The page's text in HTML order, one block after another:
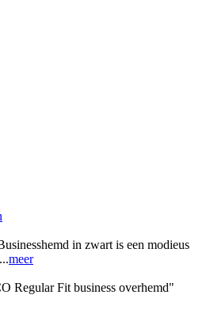
in zwart is een modieus
meer
Regular Fit business overhemd"